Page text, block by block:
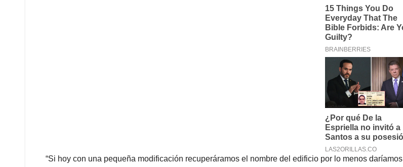
“Si hoy con una pequeña modificación recuperáramos el nombre del edificio por lo menos daríamos